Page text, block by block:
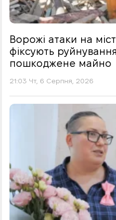
Ворожі атаки на
фіксують
пошкоджене майно
21:03 Чт, 6 Серпня, 2026